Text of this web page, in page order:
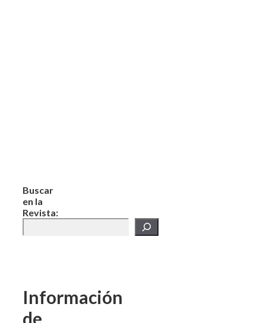
Buscar
en la
Revista:
Información
de